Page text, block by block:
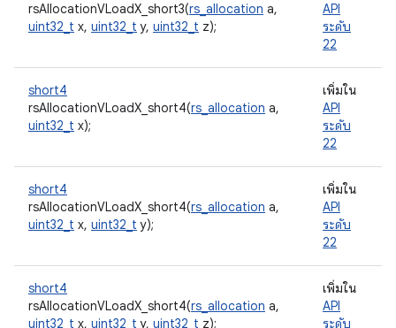
rsAllocationVLoadX_short3(rs_allocation a,
uint32_t x, uint32_t y, uint32_t z);
API
ระดับ
22
short4
rsAllocationVLoadX_short4(rs_allocation a,
uint32_t x);
เพิ่มใน
API
ระดับ
22
short4
rsAllocationVLoadX_short4(rs_allocation a,
uint32_t x, uint32_t y);
เพิ่มใน
API
ระดับ
22
short4
rsAllocationVLoadX_short4(rs_allocation a,
uint32_t x, uint32_t y, uint32_t z);
เพิ่มใน
API
ระดับ